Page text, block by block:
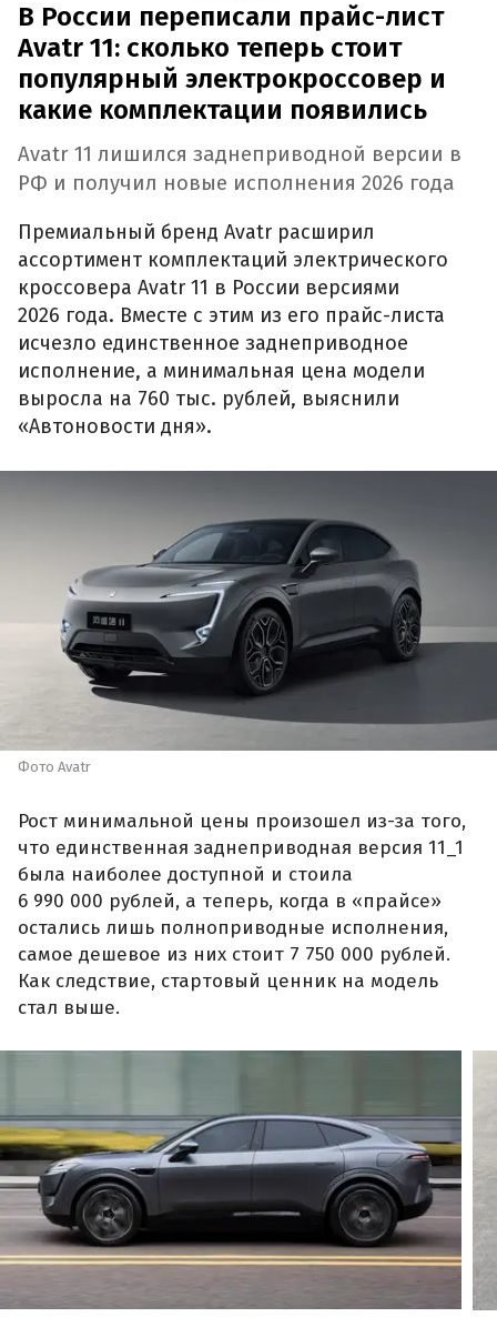
В России переписали прайс-лист
Avatr 11: сколько теперь стоит
популярный электрокроссовер и
какие комплектации появились
Avatr 11 лишился заднеприводной версии в
РФ и получил новые исполнения 2026 года
Премиальный бренд Avatr расширил
ассортимент комплектаций электрического
кроссовера Avatr 11 в России версиями
2026 года. Вместе с этим из его прайс-листа
исчезло единственное заднеприводное
исполнение, а минимальная цена модели
выросла на 760 тыс. рублей, выяснили
«Автоновости дня».
Фото Avatr
Рост минимальной цены произошел из-за того,
что единственная заднеприводная версия 11_1
была наиболее доступной и стоила
6 990 000 рублей, а теперь, когда в «прайсе»
остались лишь полноприводные исполнения,
самое дешевое из них стоит 7 750 000 рублей.
Как следствие, стартовый ценник на модель
стал выше.